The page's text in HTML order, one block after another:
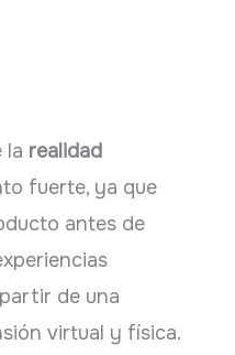
la realidad
fuerte, ya que
antes de
de una
virtual y física.